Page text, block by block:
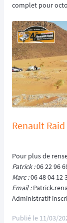
complet pour
Renault Raid
Pour plus de
Patrick :06 22 96
Marc :06 48 04 12
Email :
Administratif
Publié le 11/03/